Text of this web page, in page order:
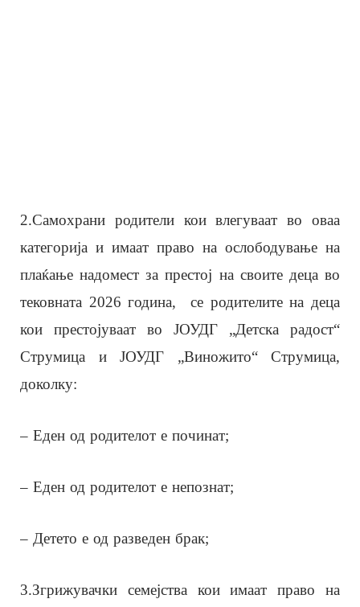
2.Самохрани родители кои влегуваат во оваа
категорија и имаат право на ослободување на
плаќање надомест за престој на своите деца во
тековната 2026 година, се родителите на деца
кои престојуваат во ЈОУДГ „Детска радост“
Струмица и ЈОУДГ „Виножито“ Струмица,
доколку:
– Eден од родителот е починат;
– Eден од родителот е непознат;
– Детето е од разведен брак;
3.Згрижувачки семејства кои имаат право на